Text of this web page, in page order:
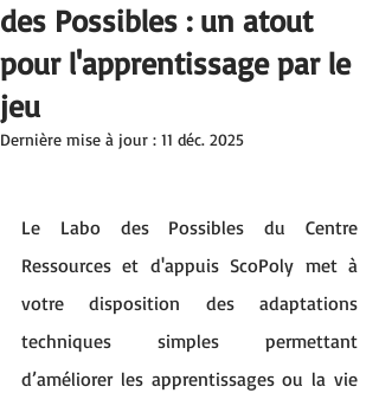
des Possibles : un atout
pour l'apprentissage par le
jeu
Dernière mise à jour : 11 déc. 2025
Le Labo des Possibles du Centre
Ressources et d'appuis ScoPoly met à
votre disposition des adaptations
techniques simples permettant
d’améliorer les apprentissages ou la vie